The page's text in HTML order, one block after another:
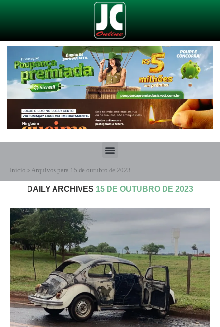
Início » Arquivos para 15 de outubro de 2023
DAILY ARCHIVES 15 DE OUTUBRO DE 2023